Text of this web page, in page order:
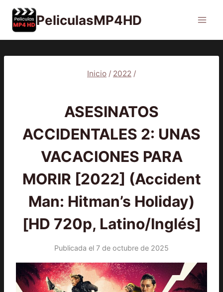
Saltar
contenido
PeliculasMP4HD
Inicio / 2022 /
ASESINATOS
ACCIDENTALES 2: UNAS
VACACIONES PARA
MORIR [2022] (Accident
Man: Hitman’s Holiday)
[HD 720p, Latino/Inglés]
Publicada el 7 de octubre de 2025